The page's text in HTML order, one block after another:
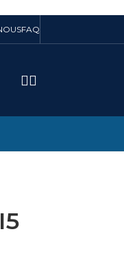
FAQ